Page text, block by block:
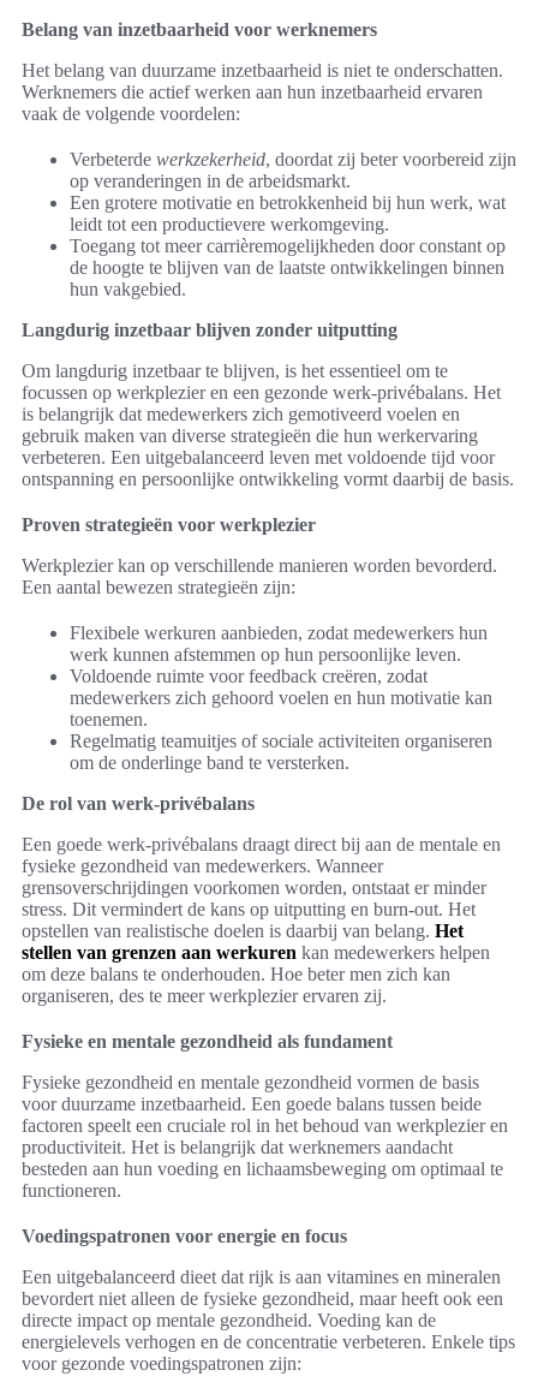
Belang van inzetbaarheid voor werknemers
Het belang van duurzame inzetbaarheid is niet te onderschatten.
Werknemers die actief werken aan hun inzetbaarheid ervaren
vaak de volgende voordelen:
Verbeterde werkzekerheid, doordat zij beter voorbereid zijn
op veranderingen in de arbeidsmarkt.
Een grotere motivatie en betrokkenheid bij hun werk, wat
leidt tot een productievere werkomgeving.
Toegang tot meer carrièremogelijkheden door constant op
de hoogte te blijven van de laatste ontwikkelingen binnen
hun vakgebied.
Langdurig inzetbaar blijven zonder uitputting
Om langdurig inzetbaar te blijven, is het essentieel om te
focussen op werkplezier en een gezonde werk-privébalans. Het
is belangrijk dat medewerkers zich gemotiveerd voelen en
gebruik maken van diverse strategieën die hun werkervaring
verbeteren. Een uitgebalanceerd leven met voldoende tijd voor
ontspanning en persoonlijke ontwikkeling vormt daarbij de basis.
Proven strategieën voor werkplezier
Werkplezier kan op verschillende manieren worden bevorderd.
Een aantal bewezen strategieën zijn:
Flexibele werkuren aanbieden, zodat medewerkers hun
werk kunnen afstemmen op hun persoonlijke leven.
Voldoende ruimte voor feedback creëren, zodat
medewerkers zich gehoord voelen en hun motivatie kan
toenemen.
Regelmatig teamuitjes of sociale activiteiten organiseren
om de onderlinge band te versterken.
De rol van werk-privébalans
Een goede werk-privébalans draagt direct bij aan de mentale en
fysieke gezondheid van medewerkers. Wanneer
grensoverschrijdingen voorkomen worden, ontstaat er minder
stress. Dit vermindert de kans op uitputting en burn-out. Het
opstellen van realistische doelen is daarbij van belang. Het
stellen van grenzen aan werkuren kan medewerkers helpen
om deze balans te onderhouden. Hoe beter men zich kan
organiseren, des te meer werkplezier ervaren zij.
Fysieke en mentale gezondheid als fundament
Fysieke gezondheid en mentale gezondheid vormen de basis
voor duurzame inzetbaarheid. Een goede balans tussen beide
factoren speelt een cruciale rol in het behoud van werkplezier en
productiviteit. Het is belangrijk dat werknemers aandacht
besteden aan hun voeding en lichaamsbeweging om optimaal te
functioneren.
Voedingspatronen voor energie en focus
Een uitgebalanceerd dieet dat rijk is aan vitamines en mineralen
bevordert niet alleen de fysieke gezondheid, maar heeft ook een
directe impact op mentale gezondheid. Voeding kan de
energielevels verhogen en de concentratie verbeteren. Enkele tips
voor gezonde voedingspatronen zijn: